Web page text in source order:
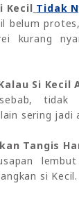
Kecil Tidak
belum
kurang
Si Kecil
tidak
sering jadi
Tangis
si Kecil.